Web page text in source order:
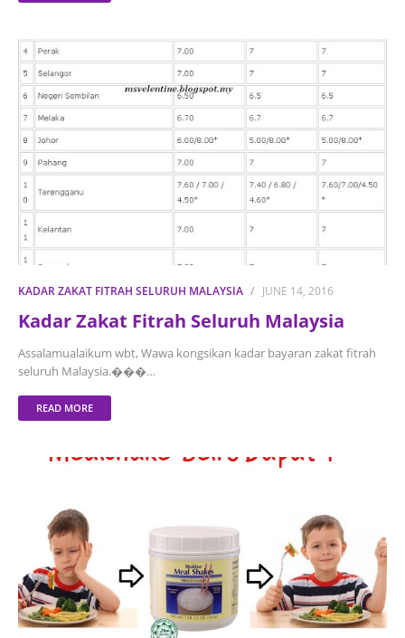
KADAR ZAKAT FITRAH SELURUH MALAYSIA JUNE 14, 2016
Kadar Zakat Fitrah Seluruh Malaysia
Assalamualaikum wbt, Wawa kongsikan kadar bayaran zakat fitrah
seluruh Malaysia.���…
READ MORE